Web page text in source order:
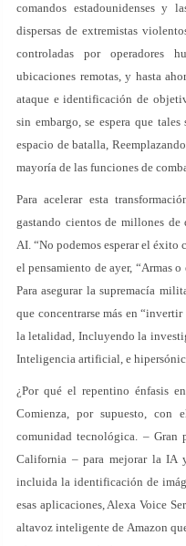
comandos estadounidenses y
dispersas de extremistas
controladas por operadores
ubicaciones remotas, y hasta
ataque e identificación de
sin embargo, se espera que
espacio de batalla,
mayoría de las funciones de
Para acelerar esta
gastando cientos de millones
AI. “No podemos esperar el éxito
el pensamiento de ayer, “Armas
Para asegurar la supremacía
que concentrarse más en
la letalidad, Incluyendo la
Inteligencia artificial, e
¿Por qué el repentino énfasis
Comienza, por supuesto, con
comunidad tecnológica. – Gran
California – para mejorar la IA
incluida la identificación de
esas aplicaciones, Alexa Voice
altavoz inteligente de Amazon